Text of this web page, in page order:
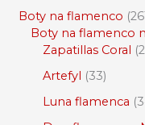
Boty na flamenco
Boty na flamenco
Zapatillas Coral
Artefyl
33
Luna flamenca